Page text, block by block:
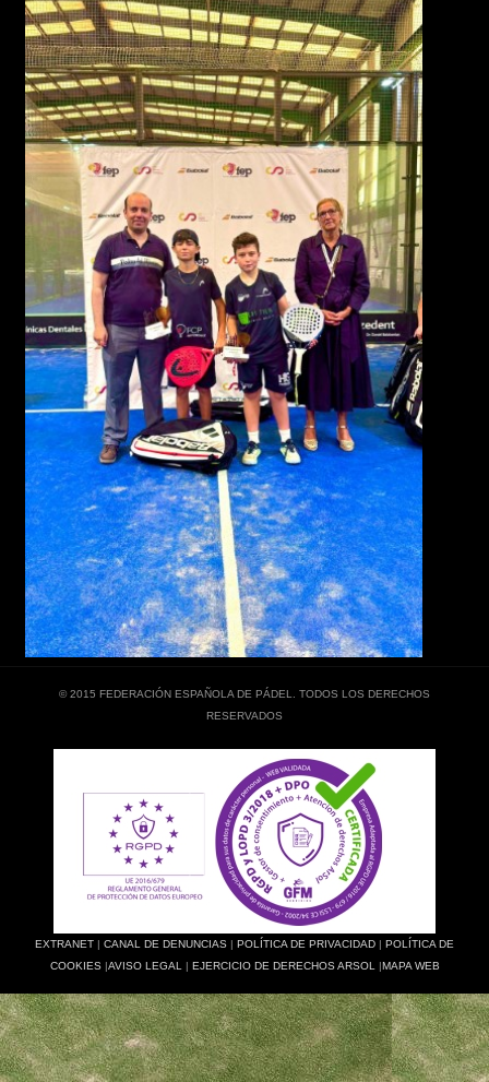
© 2015 FEDERACIÓN ESPAÑOLA DE PÁDEL. TODOS LOS DERECHOS
RESERVADOS
EXTRANET | CANAL DE DENUNCIAS | POLÍTICA DE PRIVACIDAD | POLÍTICA DE
COOKIES|AVISO LEGAL | EJERCICIO DE DERECHOS ARSOL |MAPA WEB